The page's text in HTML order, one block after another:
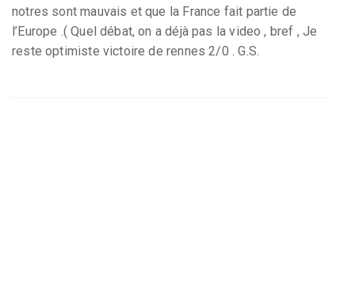
notres sont mauvais et que la France fait partie de
l’Europe .( Quel débat, on a déjà pas la video , bref , Je
reste optimiste victoire de rennes 2/0 . G.S.